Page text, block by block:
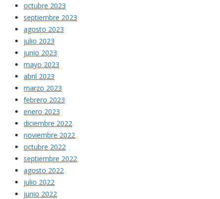
octubre 2023
septiembre 2023
agosto 2023
julio 2023
junio 2023
mayo 2023
abril 2023
marzo 2023
febrero 2023
enero 2023
diciembre 2022
noviembre 2022
octubre 2022
septiembre 2022
agosto 2022
julio 2022
junio 2022